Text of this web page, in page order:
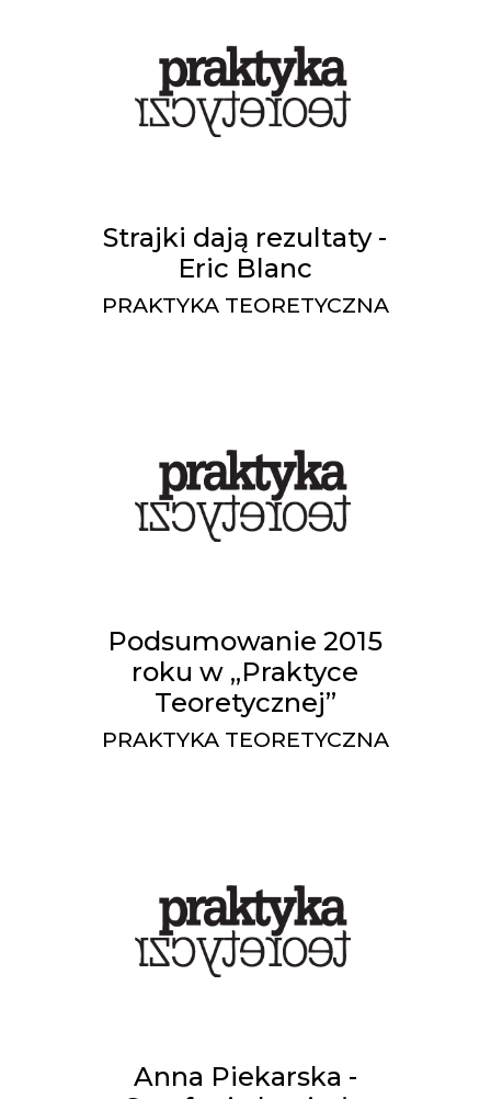
Strajki dają rezultaty -
Eric Blanc
PRAKTYKA TEORETYCZNA
Podsumowanie 2015
roku w „Praktyce
Teoretycznej”
PRAKTYKA TEORETYCZNA
Anna Piekarska -